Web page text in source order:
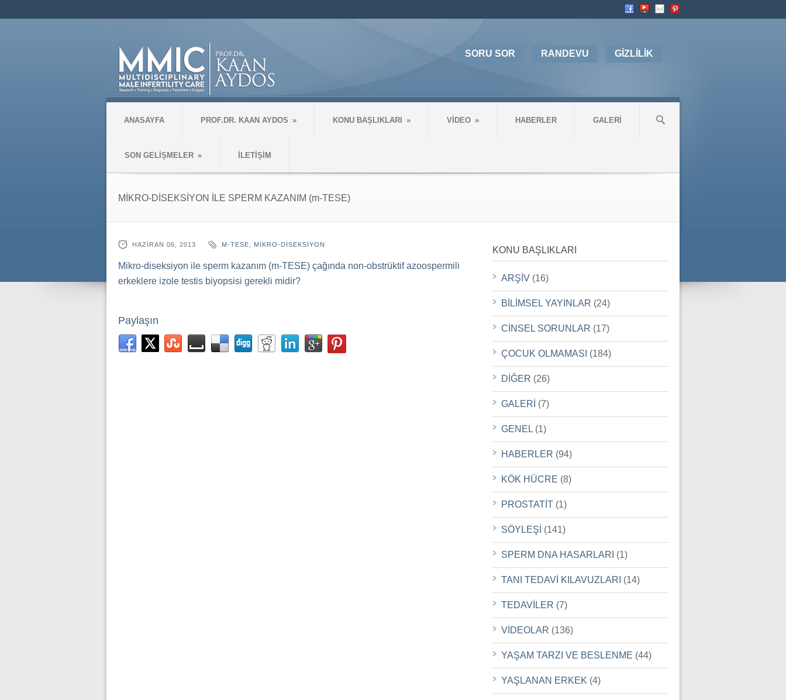
SORU SOR RANDEVU GİZLİLİK
ANASAYFA PROF.DR. KAAN AYDOS » KONU BAŞLIKLARI » VİDEO » HABERLER GALERİ
SON GELİŞMELER » İLETİŞİM
MİKRO-DİSEKSİYON İLE SPERM KAZANIM (m-TESE)
HAZIRAN 06, 2013 M-TESE MIKRO-DISEKSIYON
Mikro-diseksiyon ile sperm kazanım (m-TESE) çağında non-obstrüktif azoospermili
erkeklere izole testis biyopsisi gerekli midir?
Paylaşın
KONU BAŞLIKLARI
ARŞİV (16)
BİLİMSEL YAYINLAR (24)
CİNSEL SORUNLAR (17)
ÇOCUK OLMAMASI (184)
DİĞER (26)
GALERİ (7)
GENEL (1)
HABERLER (94)
KÖK HÜCRE (8)
PROSTATİT (1)
SÖYLEŞİ (141)
SPERM DNA HASARLARI (1)
TANI TEDAVİ KILAVUZLARI (14)
TEDAVİLER (7)
VİDEOLAR (136)
YAŞAM TARZI VE BESLENME (44)
YAŞLANAN ERKEK (4)